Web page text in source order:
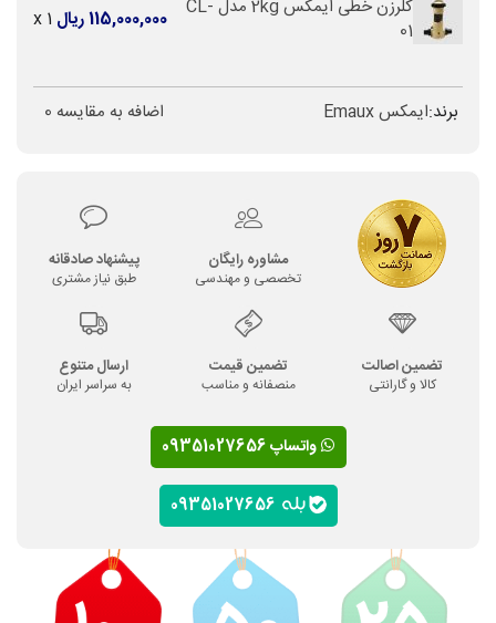
کلرزن خطی ایمکس 2kg مدل CL-
01
115,000,000 ریال x 1
برند:ایمکس Emaux اضافه به مقایسه 0
مشاوره رایگان
تخصصی و مهندسی
پیشنهاد صادقانه
طبق نیاز مشتری
تضمین اصالت
کالا و گارانتی
تضمین قیمت
منصفانه و مناسب
ارسال متنوع
به سراسر ایران
واتساپ 09351027656